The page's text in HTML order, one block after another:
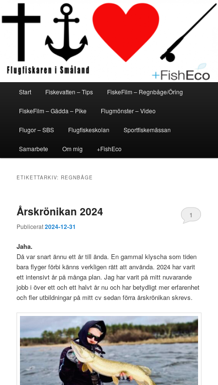
Hoppa
till
primärt
Hoppa
till
sekundärt
Flugfiskaren i Småland
En flugfiskeblogg för alla
Start Fiskevatten – Tips FiskeFilm – Regnbåge/Öring
FiskeFilm – Gädda – Pike Flugmönster – Video
Flugor – SBS Flugfiskeskolan Sportfiskemässan
Samarbete Om mig +FishEco
ETIKETTARKIV: REGNBÅGE
Årskrönikan 2024
Publicerat2024-12-31
1
Jaha.
Då var snart ännu ett år till ända. En gammal klyscha som tiden
bara flyger förbi känns verkligen rätt att använda. 2024 har varit
ett intensivt år på många plan. Jag har varit på mitt nuvarande
jobb i över ett och ett halvt år nu och har betydligt mer erfarenhet
och fler utbildningar på mitt cv sedan förra årskrönikan skrevs.